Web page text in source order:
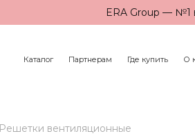
ERA Group — №1
Каталог Партнерам Где купить О
Решетки вентиляционные